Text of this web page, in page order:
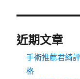
近期文章
手術推薦君綺
格